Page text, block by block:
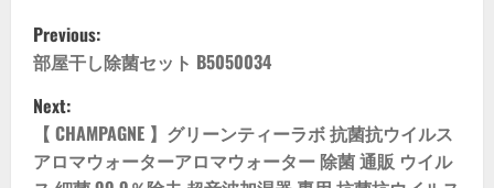
P
o
s
t
Previous:
部屋干し除菌セット B5050034
Next:
【 CHAMPAGNE 】グリーンティーラボ 抗菌抗ウイルス
アロマウォーターアロマウォーター 除菌 通販 ウイル